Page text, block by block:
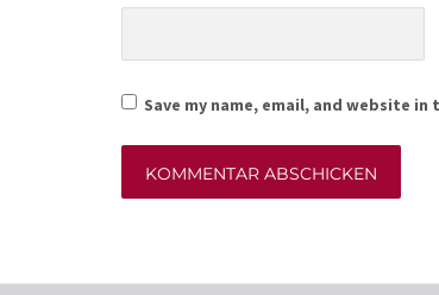
Save my name, email, and website